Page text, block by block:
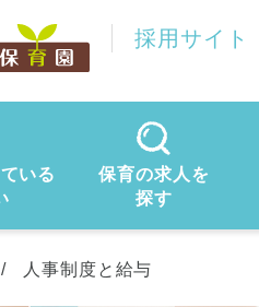
採用サイト
いる
保育の求人を
探す
人事制度と給与